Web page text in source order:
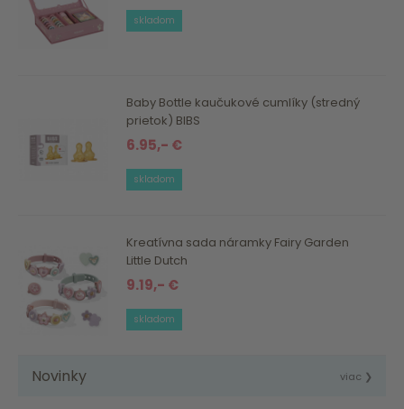
skladom
Baby Bottle kaučukové cumlíky (stredný
prietok) BIBS
6.95,- €
skladom
Kreatívna sada náramky Fairy Garden
Little Dutch
9.19,- €
skladom
Novinky viac ❯